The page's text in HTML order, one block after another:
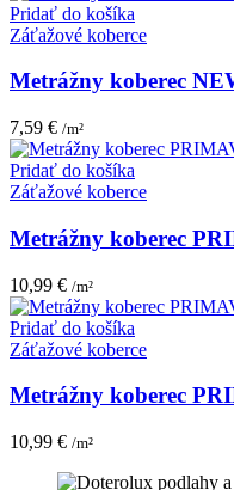
Pridať do košíka
Záťažové koberce
Metrážny koberec
7,59 € /m²
Pridať do košíka
Záťažové koberce
Metrážny koberec
10,99 € /m²
Pridať do košíka
Záťažové koberce
Metrážny koberec
10,99 € /m²